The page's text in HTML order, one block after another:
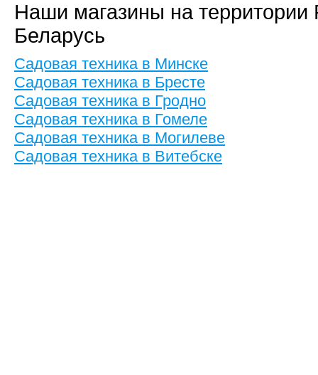
Наши магазины на территории
Беларусь
Садовая техника в Минске
Садовая техника в Бресте
Садовая техника в Гродно
Садовая техника в Гомеле
Садовая техника в Могилеве
Садовая техника в Витебске